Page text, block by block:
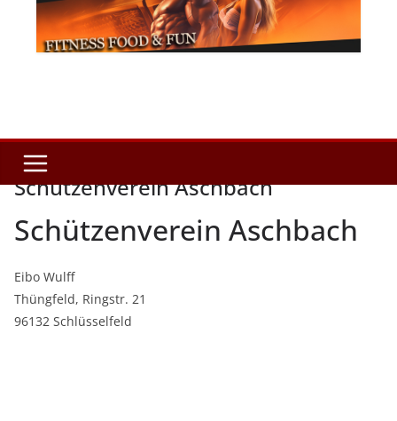
Schützenverein Aschbach
Schützenverein Aschbach
Eibo Wulff
Thüngfeld, Ringstr. 21
96132 Schlüsselfeld